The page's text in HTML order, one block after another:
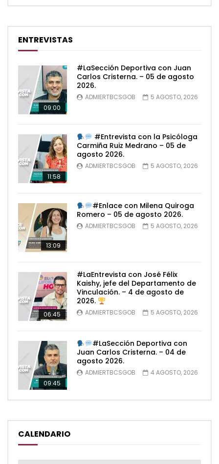
ENTREVISTAS
09:00
#LaSección Deportiva con Juan
Carlos Cristerna. – 05 de agosto
2026.
ADMIERTBCSGOB 5 AGOSTO, 2026
11:58
#Entrevista con la Psicóloga
Carmiña Ruiz Medrano – 05 de
agosto 2026.
ADMIERTBCSGOB 5 AGOSTO, 2026
13:09
#Enlace con Milena Quiroga
Romero – 05 de agosto 2026.
ADMIERTBCSGOB 5 AGOSTO, 2026
06:45
#LaEntrevista con José Félix
Kaishy, jefe del Departamento de
Vinculación. – 4 de agosto de
2026.
ADMIERTBCSGOB 5 AGOSTO, 2026
09:45
#LaSección Deportiva con
Juan Carlos Cristerna. – 04 de
agosto 2026.
ADMIERTBCSGOB 4 AGOSTO, 2026
CALENDARIO